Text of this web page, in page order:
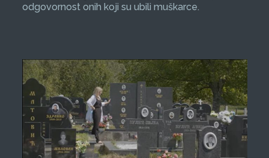
odgovornost onih koji su ubili muškarce.